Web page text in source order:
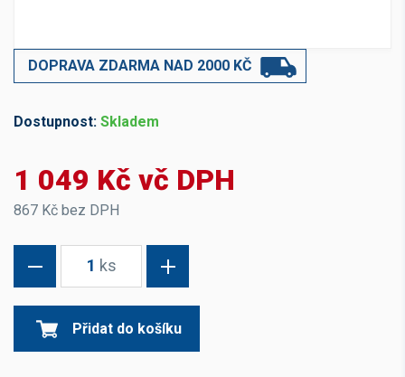
DOPRAVA ZDARMA NAD 2000 KČ
Dostupnost: Skladem
1 049 Kč vč DPH
867 Kč bez DPH
1 ks
Přidat do košíku